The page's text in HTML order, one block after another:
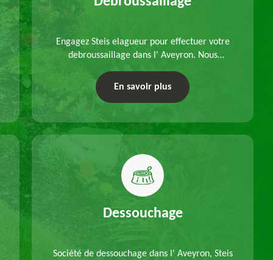
Engagez Steis elagueur pour effectuer votre
debroussaillage dans l' Aveyron. Nous
en fonction des caractéristiques du site.
Déplacements offerts.
En savoir plus
Dessouchage
Société de dessouchage dans l' Aveyron, Steis